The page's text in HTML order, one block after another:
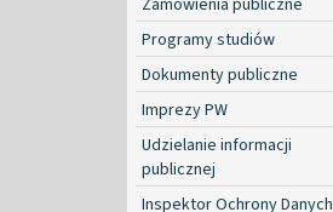
Programy studiów
Dokumenty publiczne
Imprezy PW
Udzielanie informacji
publicznej
Inspektor Ochrony Danych